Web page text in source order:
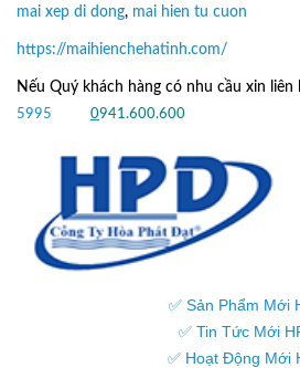
mai xep di dong, mai hien tu cuon
https://maihienchehatinh.com/
Nếu Quý khách hàng có nhu cầu xin liên
5995
0941.600.600
✅ Sản Phẩm Mới
✅ Tin Tức Mới
✅ Hoạt Động Mới